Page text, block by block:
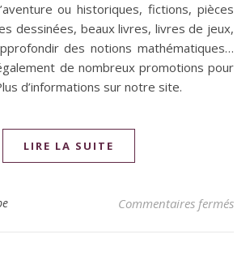
ou historiques, fictions, pièces
dessinées, beaux livres, livres de jeux,
des notions mathématiques…
de nombreux promotions pour
d’informations sur notre site.
LIRE LA SUITE
Commentaires fermés